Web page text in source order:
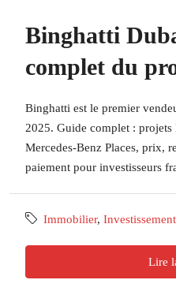
Binghatti
complet du
Binghatti est le premier
2025. Guide complet : projets
Mercedes-Benz Places, prix,
paiement pour investisseurs
Immobilier, Investissement
Lire